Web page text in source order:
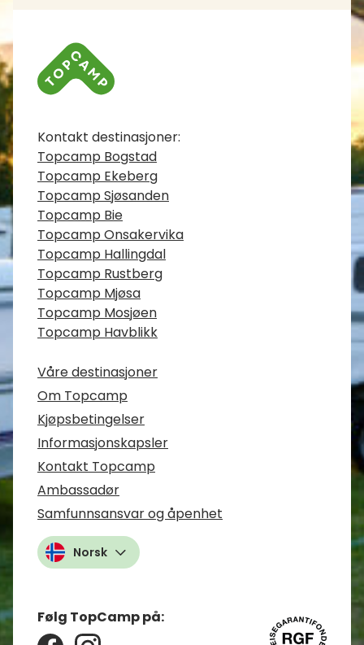
Kontaktinfo
Kontakt destinasjoner:
Topcamp Bogstad
Topcamp Ekeberg
Topcamp Sjøsanden
Topcamp Bie
Topcamp Onsakervika
Topcamp Hallingdal
Topcamp Rustberg
Topcamp Mjøsa
Topcamp Mosjøen
Topcamp Havblikk
Våre destinasjoner
Om Topcamp
Kjøpsbetingelser
Informasjonskapsler
Kontakt Topcamp
Ambassadør
Samfunnsansvar og åpenhet
Norsk
Følg TopCamp på: